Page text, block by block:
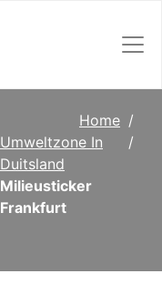
Home
Umweltzone In
Duitsland
Milieusticker
Frankfurt